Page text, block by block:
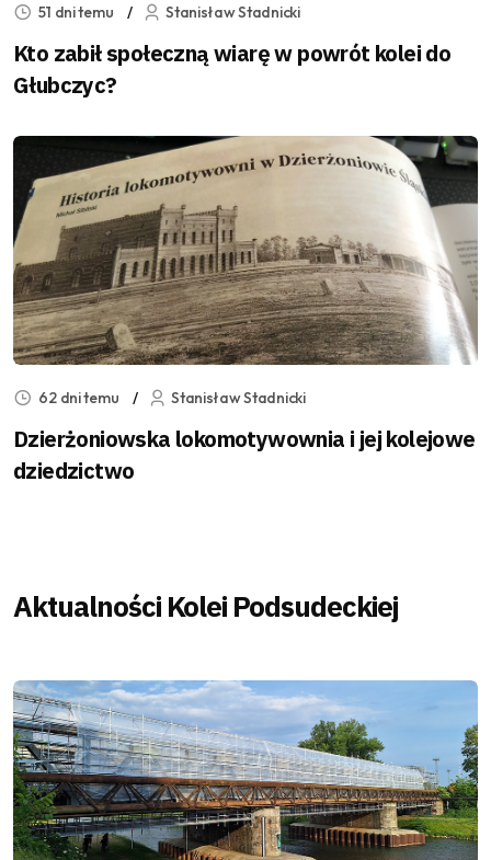
51 dni temu Stanisław Stadnicki
Kto zabił społeczną wiarę w powrót kolei do
Głubczyc?
62 dni temu Stanisław Stadnicki
Dzierżoniowska lokomotywownia i jej kolejowe
dziedzictwo
Aktualności Kolei Podsudeckiej